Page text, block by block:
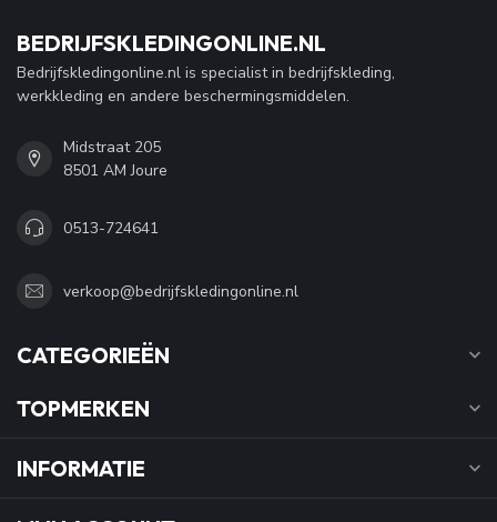
BEDRIJFSKLEDINGONLINE.NL
Bedrijfskledingonline.nl is specialist in bedrijfskleding,
werkkleding en andere beschermingsmiddelen.
Midstraat 205
8501 AM Joure
0513-724641
verkoop@bedrijfskledingonline.nl
CATEGORIEËN
TOPMERKEN
INFORMATIE